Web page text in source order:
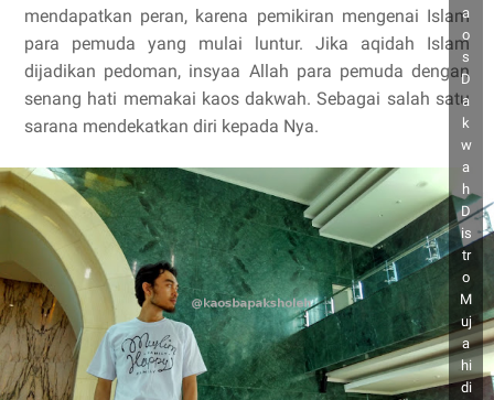
mendapatkan peran, karena pemikiran mengenai Islam
para pemuda yang mulai luntur. Jika aqidah Islam
dijadikan pedoman, insyaa Allah para pemuda dengan
senang hati memakai kaos dakwah. Sebagai salah satu
sarana mendekatkan diri kepada Nya.
a
o
s
D
a
k
w
a
h
D
is
tr
o
M
uj
a
hi
di